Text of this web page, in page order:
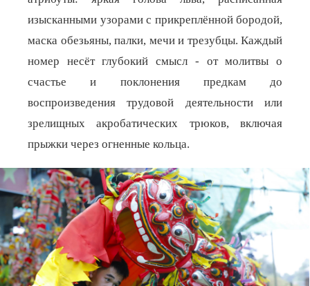
изысканными узорами с прикреплённой бородой,
маска обезьяны, палки, мечи и трезубцы. Каждый
номер несёт глубокий смысл - от молитвы о
счастье и поклонения предкам до
воспроизведения трудовой деятельности или
зрелищных акробатических трюков, включая
прыжки через огненные кольца.